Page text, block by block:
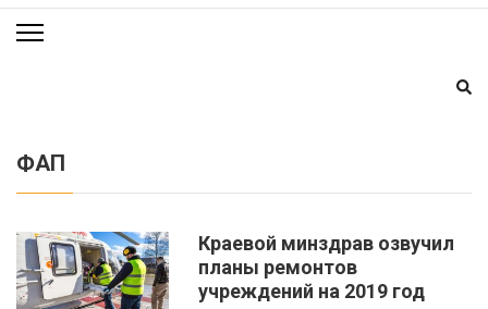
ФАП
Краевой минздрав озвучил
планы ремонтов
учреждений на 2019 год